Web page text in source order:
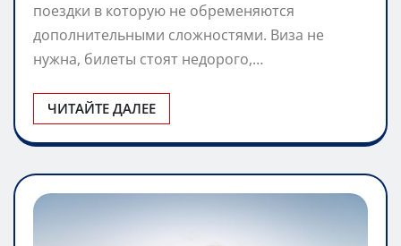
поездки в которую не обременяются
дополнительными сложностями. Виза не
нужна, билеты стоят недорого,…
ЧИТАЙТЕ ДАЛЕЕ